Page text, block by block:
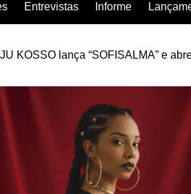
Entrevistas Informe
JU KOSSO lança “SOFISALMA” e
Projota relança a mixtape “Projeção”,